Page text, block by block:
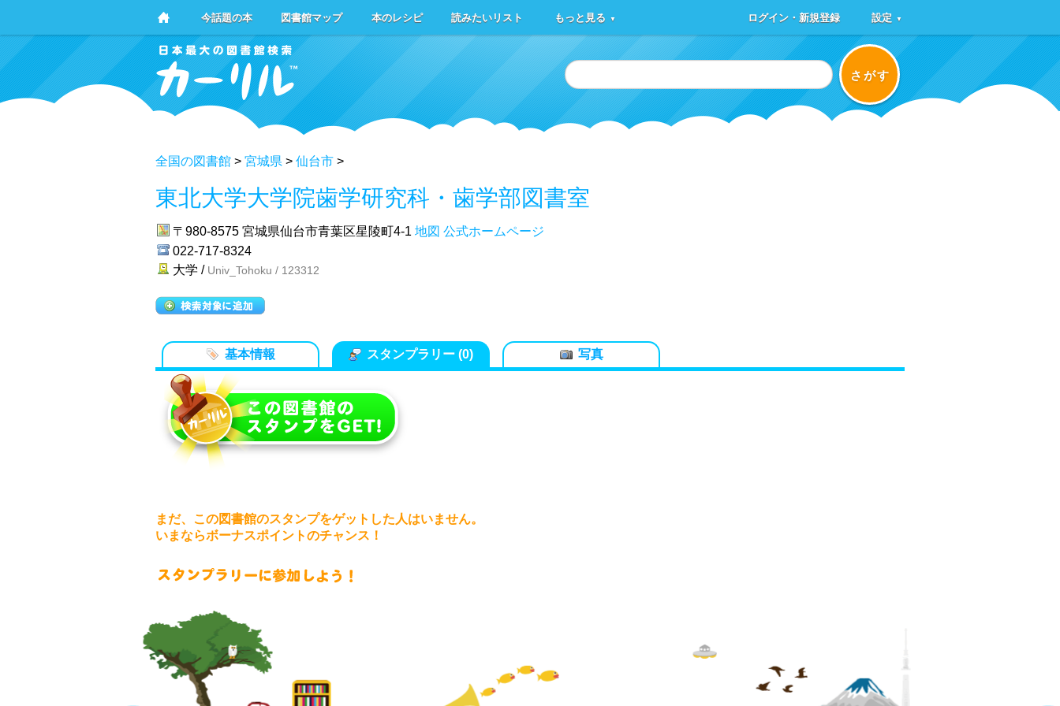
今話題の本 図書館マップ 本のレシピ 読みたいリスト もっと見る ▼ ログイン・新規登録 設定 ▼
さがす
全国の図書館 > 宮城県 > 仙台市 >
東北大学大学院歯学研究科・歯学部図書室
〒980-8575 宮城県仙台市青葉区星陵町4-1 地図 公式ホームページ
022-717-8324
大学 / Univ_Tohoku / 123312
基本情報 スタンプラリー (0) 写真
まだ、この図書館のスタンプをゲットした人はいません。
いまならボーナスポイントのチャンス！